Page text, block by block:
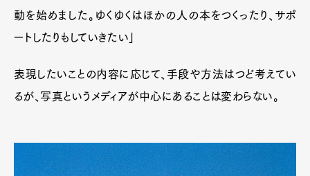
Art&Design WatchFashion
Contact
動を始めました。ゆくゆくはほかの人の本をつくったり、サポ
ートしたりもしていきたい」
表現したいことの内容に応じて、手段や方法はつど考えてい
るが、写真というメディアが中心にあることは変わらない。